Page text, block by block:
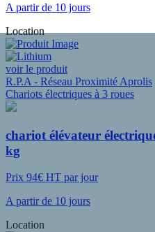
A partir de 10 jours
Location
voir le produit
R.P.A - Réseau Proximité Aprolis
Chariots électriques à 3 roues
chariot élévateur
kg
Prix 94€ HT par jour
A partir de 10 jours
Location